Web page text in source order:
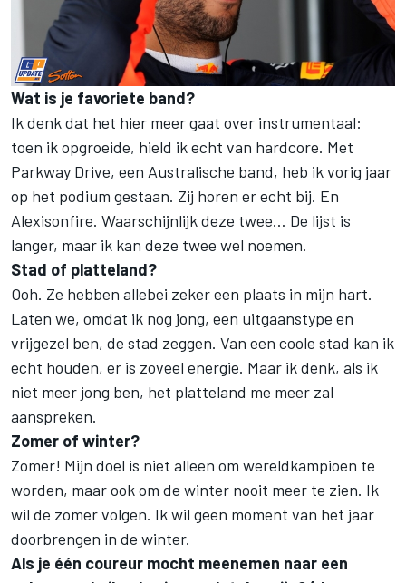
Wat is je favoriete band?
Ik denk dat het hier meer gaat over instrumentaal:
toen ik opgroeide, hield ik echt van hardcore. Met
Parkway Drive, een Australische band, heb ik vorig jaar
op het podium gestaan. Zij horen er echt bij. En
Alexisonfire. Waarschijnlijk deze twee… De lijst is
langer, maar ik kan deze twee wel noemen.
Stad of platteland?
Ooh. Ze hebben allebei zeker een plaats in mijn hart.
Laten we, omdat ik nog jong, een uitgaanstype en
vrijgezel ben, de stad zeggen. Van een coole stad kan ik
echt houden, er is zoveel energie. Maar ik denk, als ik
niet meer jong ben, het platteland me meer zal
aanspreken.
Zomer of winter?
Zomer! Mijn doel is niet alleen om wereldkampioen te
worden, maar ook om de winter nooit meer te zien. Ik
wil de zomer volgen. Ik wil geen moment van het jaar
doorbrengen in de winter.
Als je één coureur mocht meenemen naar een